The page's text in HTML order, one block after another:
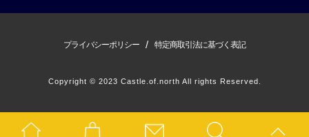
プライバシーポリシー / 特定商取引法に基づく表記
Copyright © 2023 Castle.of.north All rights Reserved.